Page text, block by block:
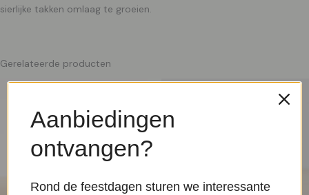
sierlijke takken omlaag te groeien.
Gerelateerde producten
Aanbiedingen
ontvangen?
Rond de feestdagen sturen we interessante